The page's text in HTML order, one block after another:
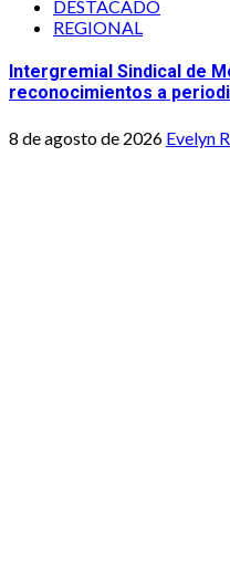
DESTACADO
REGIONAL
Intergremial Sindical de
reconocimientos a
8 de agosto de 2026 Evelyn